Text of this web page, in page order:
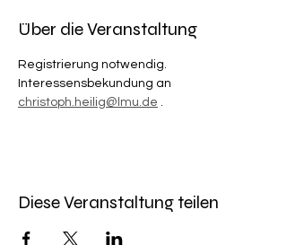
Über die Veranstaltung
Registrierung notwendig.
Interessensbekundung an
christoph.heilig@lmu.de .
Diese Veranstaltung teilen